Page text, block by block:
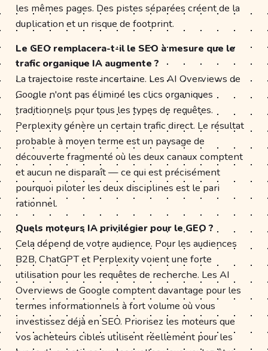
les mêmes pages. Des pistes séparées créent de la
duplication et un risque de footprint.
Le GEO remplacera-t-il le SEO à mesure que le
trafic organique IA augmente ?
La trajectoire reste incertaine. Les AI Overviews de
Google n'ont pas éliminé les clics organiques
traditionnels pour tous les types de requêtes.
Perplexity génère un certain trafic direct. Le résultat
probable à moyen terme est un paysage de
découverte fragmenté où les deux canaux comptent
et aucun ne disparaît — ce qui est précisément
pourquoi piloter les deux disciplines est le pari
rationnel.
Quels moteurs IA privilégier pour le GEO ?
Cela dépend de votre audience. Pour les audiences
B2B, ChatGPT et Perplexity voient une forte
utilisation pour les requêtes de recherche. Les AI
Overviews de Google comptent davantage pour les
termes informationnels à fort volume où vous
investissez déjà en SEO. Priorisez les moteurs que
vos acheteurs cibles utilisent réellement pour les